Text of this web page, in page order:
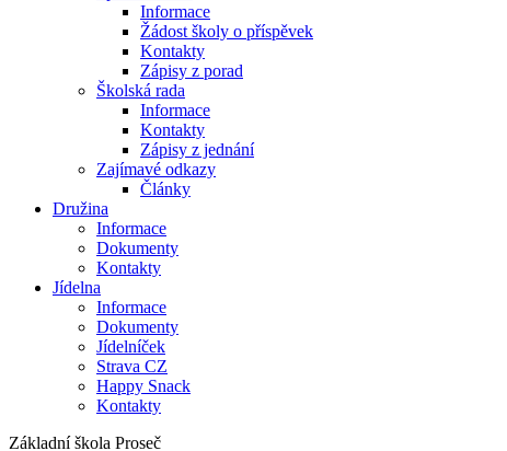
Informace
Žádost školy o příspěvek
Kontakty
Zápisy z porad
Školská rada
Informace
Kontakty
Zápisy z jednání
Zajímavé odkazy
Články
Družina
Informace
Dokumenty
Kontakty
Jídelna
Informace
Dokumenty
Jídelníček
Strava CZ
Happy Snack
Kontakty
Základní škola Proseč